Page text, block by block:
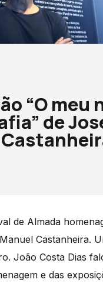
“O meu
de
de Almada
Castanheira.
João Costa Dias
e das